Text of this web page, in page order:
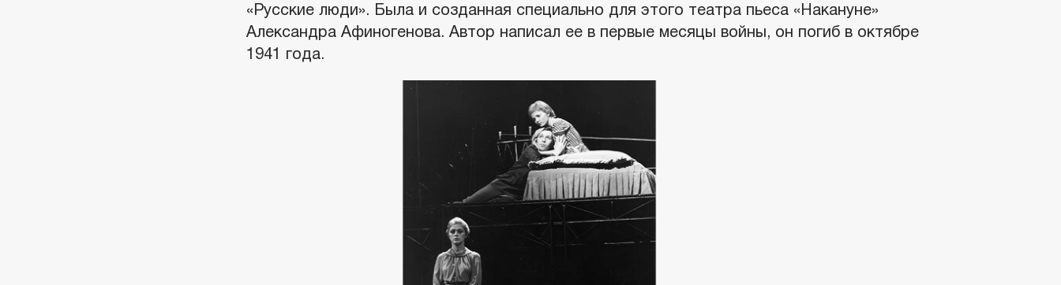
«Русские люди». Была и созданная специально для этого театра пьеса «Накануне»
Александра Афиногенова. Автор написал ее в первые месяцы войны, он погиб в октябре
1941 года.